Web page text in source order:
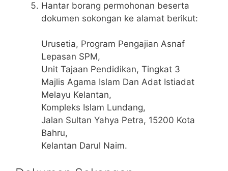
Hantar borang permohonan beserta
dokumen sokongan ke alamat berikut:
Urusetia, Program Pengajian Asnaf
Lepasan SPM,
Unit Tajaan Pendidikan, Tingkat 3
Majlis Agama Islam Dan Adat Istiadat
Melayu Kelantan,
Kompleks Islam Lundang,
Jalan Sultan Yahya Petra, 15200 Kota
Bahru,
Kelantan Darul Naim.